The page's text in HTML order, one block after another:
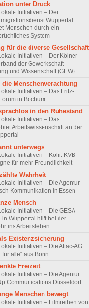
unter Druck
Initiativen – Der
Wuppertal
Menschen durch ein
System
für die diverse Gesellschaft
Initiativen – Der Kölner
der Gewerkschaft
und Wissenschaft (GEW)
die Menschenverachtung
Initiativen – Das Fritz-
in Bochum
in den Ruhestand
Initiativen – Das
Arbeitswissenschaft an der
unterwegs
Initiativen – Köln: KVB-
für mehr Freundlichkeit
Wahrheit
Initiativen – Die Agentur
Kommunikation in Essen
Mensch
Initiativen – Die GESA
in Wuppertal hilft bei der
ins Arbeitsleben
Existenzsicherung
Initiativen – Die Attac-AG
für alle“ aus Bonn
Freizeit
Initiativen – Die Agentur
Communications Düsseldorf
Menschen bewegt
Initiativen – Filmreihen von